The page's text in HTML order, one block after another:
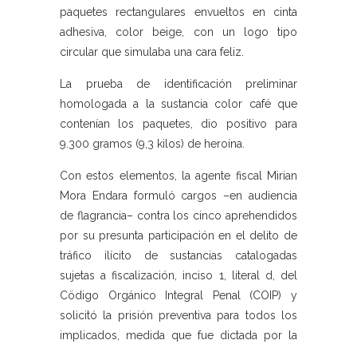
paquetes rectangulares envueltos en cinta
adhesiva, color beige, con un logo tipo
circular que simulaba una cara feliz.
La prueba de identificación preliminar
homologada a la sustancia color café que
contenían los paquetes, dio positivo para
9.300 gramos (9,3 kilos) de heroína.
Con estos elementos, la agente fiscal Mirian
Mora Endara formuló cargos –en audiencia
de flagrancia– contra los cinco aprehendidos
por su presunta participación en el delito de
tráfico ilícito de sustancias catalogadas
sujetas a fiscalización, inciso 1, literal d, del
Cödigo Orgánico Integral Penal (COIP) y
solicitó la prisión preventiva para todos los
implicados, medida que fue dictada por la